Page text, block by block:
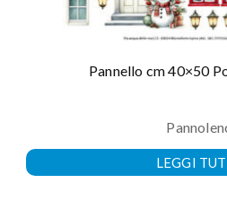
Pannello cm 40×50
LEGGI